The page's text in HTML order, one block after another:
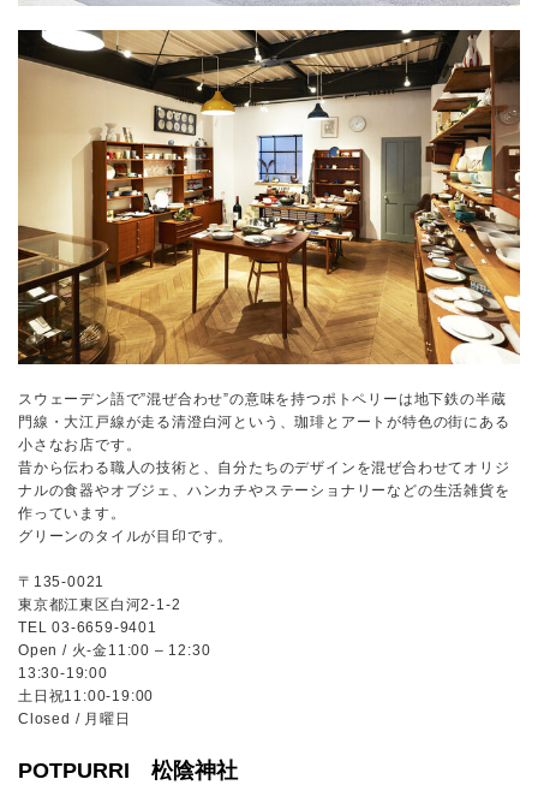
スウェーデン語で”混ぜ合わせ”の意味を持つポトペリーは地下鉄の半蔵
門線・大江戸線が走る清澄白河という、珈琲とアートが特色の街にある
小さなお店です。
昔から伝わる職人の技術と、自分たちのデザインを混ぜ合わせてオリジ
ナルの食器やオブジェ、ハンカチやステーショナリーなどの生活雑貨を
作っています。
グリーンのタイルが目印です。
〒135-0021
東京都江東区白河2-1-2
TEL 03-6659-9401
Open / 火-金11:00 – 12:30
13:30-19:00
土日祝11:00-19:00
Closed / 月曜日
POTPURRI 松陰神社